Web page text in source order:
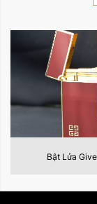
lửa Zippo
Thiết kế
với nhiều
đến hiện
Dễ dàng
hoạt
Tại sao nên
Watch?
Top 10 Bật